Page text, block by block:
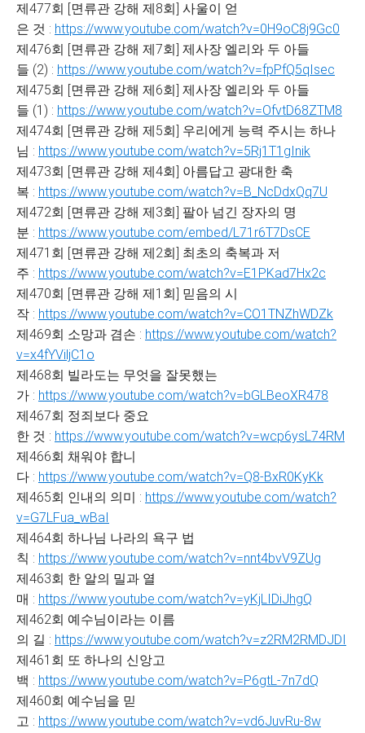
제477회 [면류관 강해 제8회] 사울이 얻
은 것 : https://www.youtube.com/watch?v=0H9oC8j9Gc0
제476회 [면류관 강해 제7회] 제사장 엘리와 두 아들
들 (2) : https://www.youtube.com/watch?v=fpPfQ5qIsec
제475회 [면류관 강해 제6회] 제사장 엘리와 두 아들
들 (1) : https://www.youtube.com/watch?v=OfvtD68ZTM8
제474회 [면류관 강해 제5회] 우리에게 능력 주시는 하나
님 : https://www.youtube.com/watch?v=5Rj1T1gInik
제473회 [면류관 강해 제4회] 아름답고 광대한 축
복 : https://www.youtube.com/watch?v=B_NcDdxQq7U
제472회 [면류관 강해 제3회] 팔아 넘긴 장자의 명
분 : https://www.youtube.com/embed/L71r6T7DsCE
제471회 [면류관 강해 제2회] 최초의 축복과 저
주 : https://www.youtube.com/watch?v=E1PKad7Hx2c
제470회 [면류관 강해 제1회] 믿음의 시
작 : https://www.youtube.com/watch?v=CO1TNZhWDZk
제469회 소망과 겸손 : https://www.youtube.com/watch?
v=x4fYViljC1o
제468회 빌라도는 무엇을 잘못했는
가 : https://www.youtube.com/watch?v=bGLBeoXR478
제467회 정죄보다 중요
한 것 : https://www.youtube.com/watch?v=wcp6ysL74RM
제466회 채워야 합니
다 : https://www.youtube.com/watch?v=Q8-BxR0KyKk
제465회 인내의 의미 : https://www.youtube.com/watch?
v=G7LFua_wBaI
제464회 하나님 나라의 욕구 법
칙 : https://www.youtube.com/watch?v=nnt4bvV9ZUg
제463회 한 알의 밀과 열
매 : https://www.youtube.com/watch?v=yKjLIDiJhgQ
제462회 예수님이라는 이름
의 길 : https://www.youtube.com/watch?v=z2RM2RMDJDI
제461회 또 하나의 신앙고
백 : https://www.youtube.com/watch?v=P6gtL-7n7dQ
제460회 예수님을 믿
고 : https://www.youtube.com/watch?v=vd6JuvRu-8w